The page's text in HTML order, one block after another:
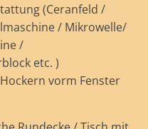
(Ceranfeld /
/ Mikrowelle/
/
etc. )
vorm Fenster